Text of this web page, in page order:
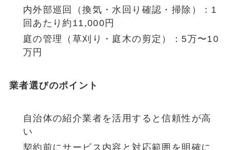
内外部巡回（換気・水回り確認・掃除）：1
回あたり約11,000円
庭の管理（草刈り・庭木の剪定）：5万〜10
万円
業者選びのポイント
自治体の紹介業者を活用すると信頼性が高
い
契約前にサービス内容と対応範囲を明確に